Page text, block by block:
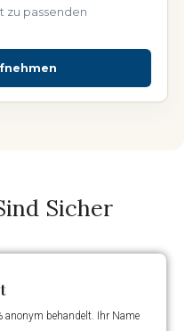
zu passenden
Sicher
anonym behandelt. Ihr Name